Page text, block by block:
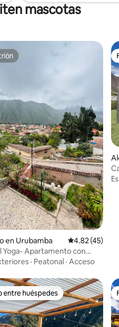
mascotas
de 5, 9 reseñas
en Urubamba Calificación
4.82 (45)
Yoga- Apartamento con
· Peatonal · Acceso
huéspedes preferido
entre huéspedes